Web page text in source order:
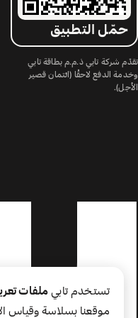
حمّل التطبيق
تقدّم شركة تابي ذ.م.م بطاقة تابي
وخدمة الدفع لاحقًا (ائتمان قصير
الأجل).
تستخدم تابي ملفات
موقعنا بسلاسة وقياس